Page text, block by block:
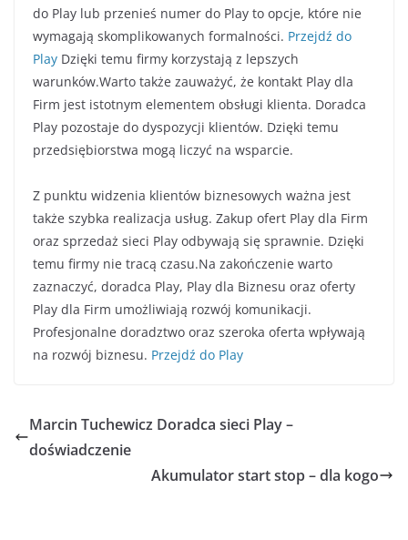
do Play lub przenieś numer do Play to opcje, które nie
wymagają skomplikowanych formalności. Przejdź do
Play Dzięki temu firmy korzystają z lepszych
warunków.Warto także zauważyć, że kontakt Play dla
Firm jest istotnym elementem obsługi klienta. Doradca
Play pozostaje do dyspozycji klientów. Dzięki temu
przedsiębiorstwa mogą liczyć na wsparcie.
Z punktu widzenia klientów biznesowych ważna jest
także szybka realizacja usług. Zakup ofert Play dla Firm
oraz sprzedaż sieci Play odbywają się sprawnie. Dzięki
temu firmy nie tracą czasu.Na zakończenie warto
zaznaczyć, doradca Play, Play dla Biznesu oraz oferty
Play dla Firm umożliwiają rozwój komunikacji.
Profesjonalne doradztwo oraz szeroka oferta wpływają
na rozwój biznesu. Przejdź do Play
Marcin Tuchewicz Doradca sieci Play –
doświadczenie
Akumulator start stop – dla kogo